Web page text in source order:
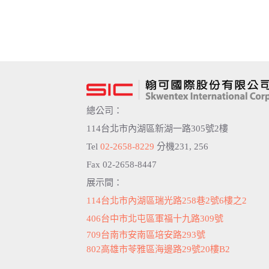
總公司：
114台北市內湖區新湖一路305號2樓
Tel02-2658-8229 分機231, 256
Fax 02-2658-8447
展示間：
114台北市內湖區瑞光路258巷2號6樓之2
406台中市北屯區軍福十九路309號
709台南市安南區培安路293號
802高雄市苓雅區海邊路29號20樓B2